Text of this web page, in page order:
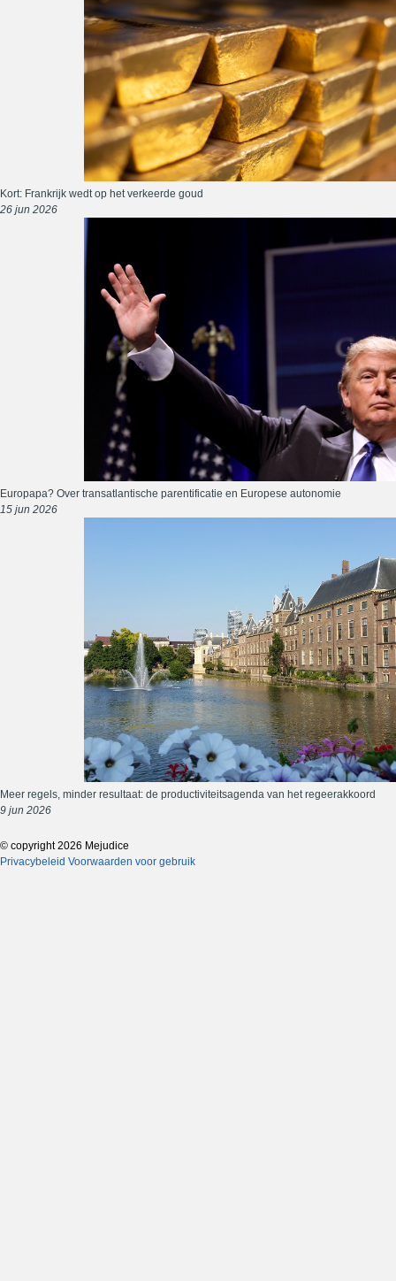
Kort: Frankrijk wedt op het verkeerde goud
26 jun 2026
Europapa? Over transatlantische parentificatie en Europese autonomie
15 jun 2026
Meer regels, minder resultaat: de productiviteitsagenda van het regeerakkoord
9 jun 2026
© copyright 2026 Mejudice
Privacybeleid Voorwaarden voor gebruik